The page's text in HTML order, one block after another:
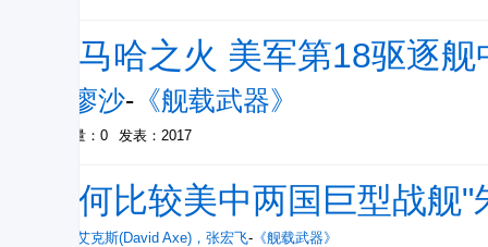
奥马哈之火 美军第18驱逐
阿廖沙- 《舰载武器》
被引量：0 发表：2017
如何比较美中两国巨型战舰
戴维·艾克斯(David Axe) ， 张宏飞- 《舰载武器》